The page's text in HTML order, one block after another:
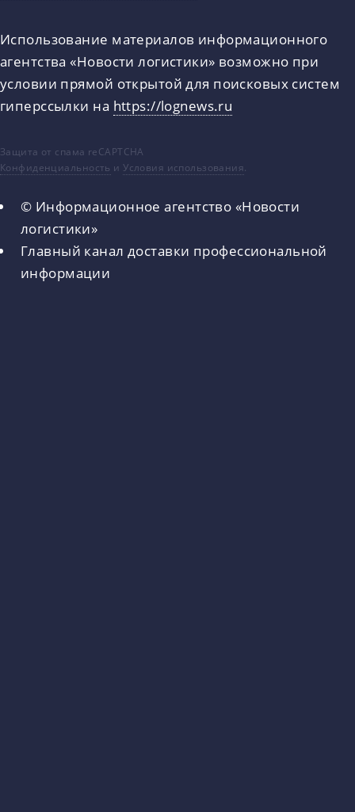
Использование материалов информационного
агентства «Новости логистики» возможно при
условии прямой открытой для поисковых систем
гиперссылки на https://lognews.ru
Защита от спама reCAPTCHA
Конфиденциальность иУсловия использования.
© Информационное агентство «Новости
логистики»
Главный канал доставки профессиональной
информации